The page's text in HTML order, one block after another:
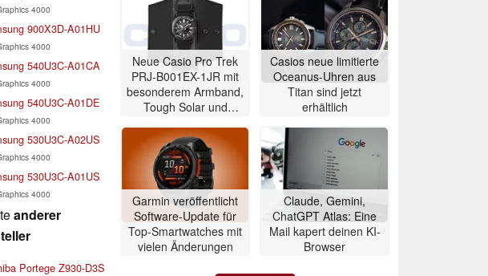
4000
900X3D-A01HU
4000
540U3C-A01CA
4000
540U3C-A01DE
4000
530U3C-A02US
4000
530U3C-A01US
4000
anderer
Portege Z930-D3S
Neue Casio Pro Trek
PRJ-B001EX-1JR mit
besonderem Armband,
Tough Solar und
Casios neue limitierte
Oceanus-Uhren aus
Titan sind jetzt
erhältlich
Garmin veröffentlicht
Software-Update für
Top-Smartwatches mit
vielen Änderungen
Claude, Gemini,
ChatGPT Atlas: Eine
Mail kapert deinen KI-
Browser